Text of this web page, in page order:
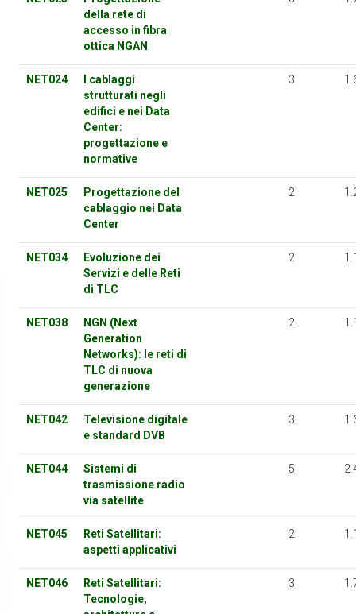
della rete di
accesso in fibra
ottica NGAN
NET024
I cablaggi
strutturati negli
edifici e nei Data
Center:
progettazione e
normative
3
NET025
Progettazione del
cablaggio nei Data
Center
2
NET034
Evoluzione dei
Servizi e delle Reti
di TLC
2
NET038
NGN (Next
Generation
Networks): le reti di
TLC di nuova
generazione
2
NET042
Televisione digitale
e standard DVB
3
NET044
Sistemi di
trasmissione radio
via satellite
5
NET045
Reti Satellitari:
aspetti applicativi
2
NET046
Reti Satellitari:
Tecnologie,
3